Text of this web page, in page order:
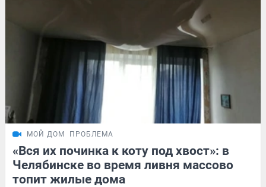
МОЙ ДОМ ПРОБЛЕМА
«Вся их починка к коту под хвост»: в
Челябинске во время ливня массово
топит жилые дома